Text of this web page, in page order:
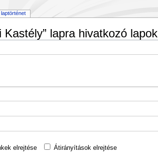
Kastély” lapra hivatkozó lapok
elrejtése Átirányítások elrejtése
laptörténet